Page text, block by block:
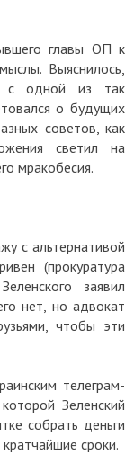
главы ОП к
Выяснилось,
с одной из так
о будущих
советов, как
светил на
мракобесия.
с альтернативой
(прокуратура
заявил
нет, но адвокат
чтобы эти
телеграм-
Зеленский
собрать деньги
сроки.